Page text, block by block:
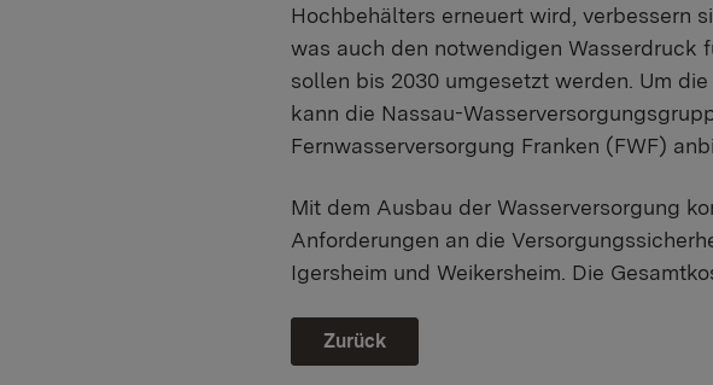
Hochbehälters erneuert wird, verbessern
was auch den notwendigen Wasserdruck
sollen bis 2030 umgesetzt werden. Um
kann die Nassau-
Fernwasserversorgung Franken (FWF)
Mit dem Ausbau der Wasserversorgung
Anforderungen an die
Igersheim und Weikersheim. Die
Zurück